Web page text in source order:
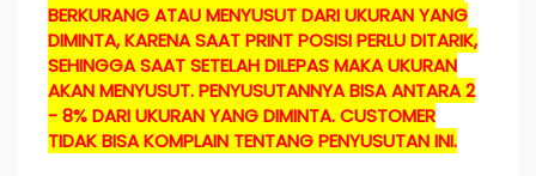
BERKURANG ATAU MENYUSUT DARI UKURAN YANG
DIMINTA, KARENA SAAT PRINT POSISI PERLU DITARIK,
SEHINGGA SAAT SETELAH DILEPAS MAKA UKURAN
AKAN MENYUSUT. PENYUSUTANNYA BISA ANTARA 2
- 8% DARI UKURAN YANG DIMINTA. CUSTOMER
TIDAK BISA KOMPLAIN TENTANG PENYUSUTAN INI.